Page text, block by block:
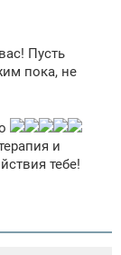
Пусть
пока, не
и
тебе!